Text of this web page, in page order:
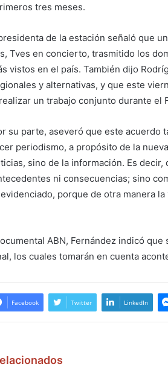
tres meses.
de la estación señaló que
Tves en concierto, trasmitido los
vistos en el país. También dijo
y alternativas, y que este
un trabajo conjunto durante el
su parte, aseveró que este acuerdo
periodismo, a propósito de la
sino de la información. Es
ni consecuencias; sino
porque de otra manera
ABN, Fernández indicó
los cuales tomarán en cuenta
Facebook Twitter LinkedIn